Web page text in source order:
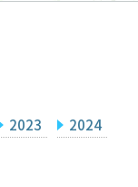
2023 2024